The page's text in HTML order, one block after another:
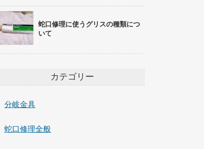
蛇口修理に使うグリスの種類につ
いて
カテゴリー
分岐金具
蛇口修理全般